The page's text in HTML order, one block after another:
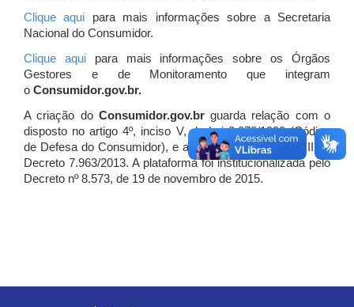
Clique aqui para mais informações sobre a Secretaria
Nacional do Consumidor.
Clique aquipara mais informações sobre os Órgãos
Gestores e de Monitoramento que integram
o Consumidor.gov.br.
A criação do Consumidor.gov.brguarda relação com o
disposto no artigo 4º, inciso V, da Lei 8.078/1990 (Código
de Defesa do Consumidor), e artigo 7º, incisos I, II e III do
Decreto 7.963/2013. A plataforma foi institucionalizada pelo
Decreto nº 8.573, de 19 de novembro de 2015.